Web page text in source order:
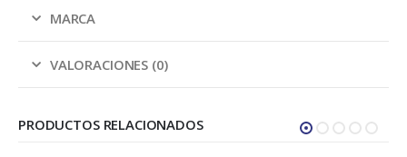
MARCA
VALORACIONES (0)
PRODUCTOS RELACIONADOS